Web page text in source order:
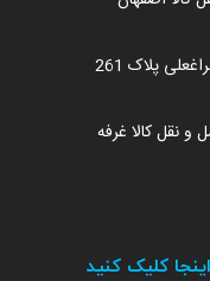
پلاک 261
کلیک کنید